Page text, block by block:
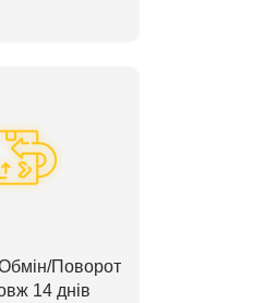
Обмін/Поворот
14 днів